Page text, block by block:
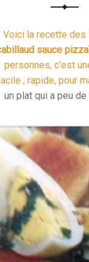
Voici la recette des
sauce
personnes, c’est
, rapide, pour
un plat qui a peu
minutes et 20
cuisson.
…Lire la